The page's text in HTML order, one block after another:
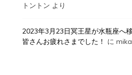
トントン より
2023年3月23日冥王星が水瓶座へ
皆さんお疲れさまでした！
に mika